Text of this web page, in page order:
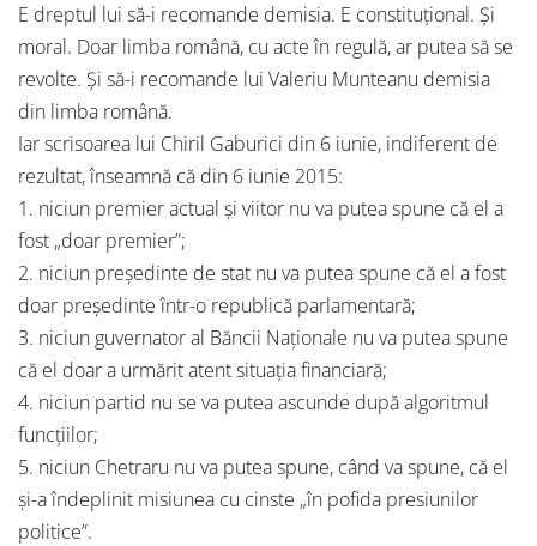
E dreptul lui să-i recomande demisia. E constituțional. Și
moral. Doar limba română, cu acte în regulă, ar putea să se
revolte. Și să-i recomande lui Valeriu Munteanu demisia
din limba română.
Iar scrisoarea lui Chiril Gaburici din 6 iunie, indiferent de
rezultat, înseamnă că din 6 iunie 2015:
1. niciun premier actual și viitor nu va putea spune că el a
fost „doar premier”;
2. niciun președinte de stat nu va putea spune că el a fost
doar președinte într-o republică parlamentară;
3. niciun guvernator al Băncii Naționale nu va putea spune
că el doar a urmărit atent situația financiară;
4. niciun partid nu se va putea ascunde după algoritmul
funcțiilor;
5. niciun Chetraru nu va putea spune, când va spune, că el
și-a îndeplinit misiunea cu cinste „în pofida presiunilor
politice”.